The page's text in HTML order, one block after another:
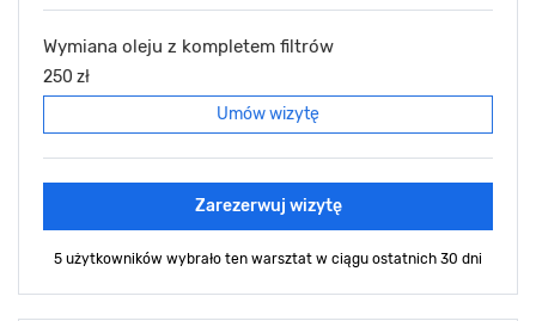
Wymiana oleju z kompletem filtrów
250 zł
Umów wizytę
Zarezerwuj wizytę
5 użytkowników wybrało ten warsztat w ciągu ostatnich 30 dni